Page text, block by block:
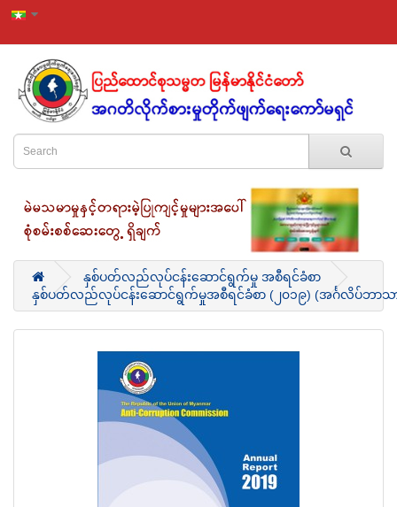
နှစ်ပတ်လည်လုပ်ငန်းဆောင်ရွက်မှု အစီရင်ခံစာ
နှစ်ပတ်လည်လုပ်ငန်းဆောင်ရွက်မှုအစီရင်ခံစာ (၂၀၁၉) (အင်္ဂလိပ်ဘာသာ